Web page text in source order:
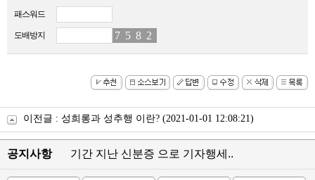
패스워드
도배방지 73 53 83 2
이전글 : 성희롱과 성추행 이란? (2021-01-01 12:08:21)
공지사항 기간 지난 신분증 으로 기자행세..